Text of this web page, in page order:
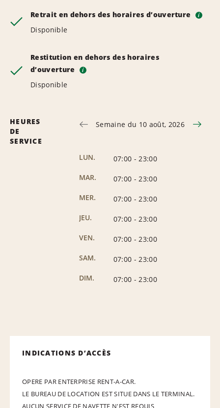
Retrait en dehors des horaires d’ouverture i
Disponible
Restitution en dehors des horaires
d’ouverture
i
Disponible
HEURES
DE
SERVICE
Semaine du 10 août, 2026
LUN. 07:00 - 23:00
MAR.
07:00 - 23:00
MER.
07:00 - 23:00
JEU.
07:00 - 23:00
VEN.
07:00 - 23:00
SAM.
07:00 - 23:00
DIM.
07:00 - 23:00
INDICATIONS D’ACCÈS
OPERE PAR ENTERPRISE RENT-A-CAR.
LE BUREAU DE LOCATION EST SITUE DANS LE TERMINAL.
AUCUN SERVICE DE NAVETTE N'EST REQUIS